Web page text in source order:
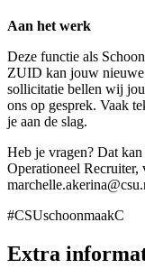
Aan het werk
Deze functie als
ZUID kan jouw
sollicitatie bellen wij
ons op gesprek. Vaak
je aan de slag.
Heb je vragen? Dat
Operationeel
#CSUschoonmaakC
Extra